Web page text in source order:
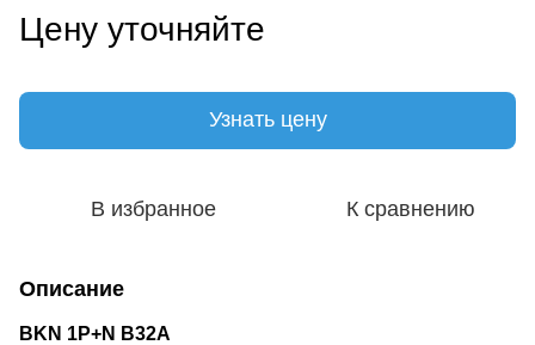
Цену уточняйте
Узнать цену
В избранное К сравнению
Описание
BKN 1P+N B32A